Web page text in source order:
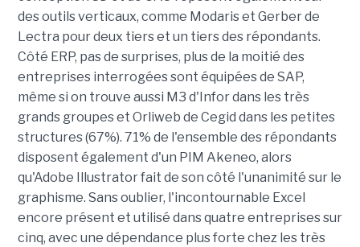
des outils verticaux, comme Modaris et Gerber de
Lectra pour deux tiers et un tiers des répondants.
Côté ERP, pas de surprises, plus de la moitié des
entreprises interrogées sont équipées de SAP,
même si on trouve aussi M3 d'Infor dans les très
grands groupes et Orliweb de Cegid dans les petites
structures (67%). 71% de l'ensemble des répondants
disposent également d'un PIM Akeneo, alors
qu'Adobe Illustrator fait de son côté l'unanimité sur le
graphisme. Sans oublier, l'incontournable Excel
encore présent et utilisé dans quatre entreprises sur
cinq, avec une dépendance plus forte chez les très